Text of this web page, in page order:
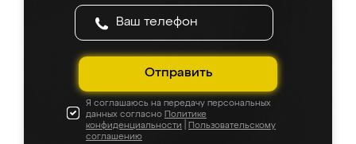
Отправить
Я соглашаюсь на передачу персональных
данных согласно Политике
конфиденциальности
Пользовательскому
соглашению